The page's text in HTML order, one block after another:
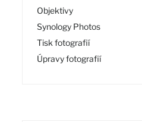
Objektivy
Synology Photos
Tisk fotografií
Úpravy fotografií